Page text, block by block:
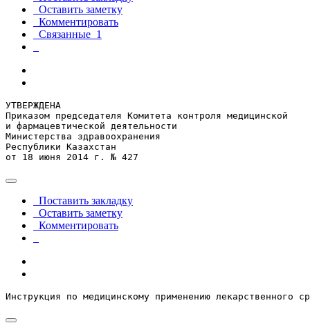
Оставить заметку
Комментировать
Связанные 1
УТВЕРЖДЕНА
Приказом председателя Комитета контроля медицинской
и фармацевтической деятельности
Министерства здравоохранения
Республики Казахстан
от 18 июня 2014 г. № 427
Поставить закладку
Оставить заметку
Комментировать
Инструкция по медицинскому применению лекарственного